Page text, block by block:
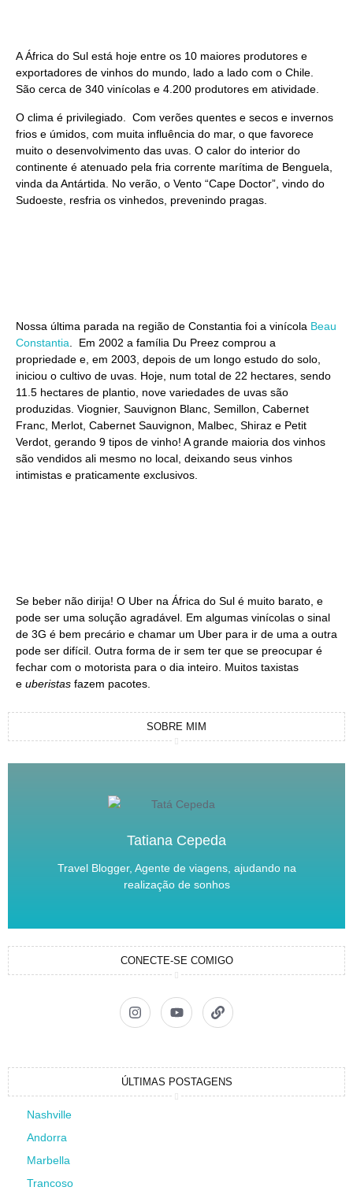
A África do Sul está hoje entre os 10 maiores produtores e
exportadores de vinhos do mundo, lado a lado com o Chile.
São cerca de 340 vinícolas e 4.200 produtores em atividade.
O clima é privilegiado. Com verões quentes e secos e invernos
frios e úmidos, com muita influência do mar, o que favorece
muito o desenvolvimento das uvas. O calor do interior do
continente é atenuado pela fria corrente marítima de Benguela,
vinda da Antártida. No verão, o Vento “Cape Doctor”, vindo do
Sudoeste, resfria os vinhedos, prevenindo pragas.
Nossa última parada na região de Constantia foi a vinícola Beau
Constantia . Em 2002 a família Du Preez comprou a
propriedade e, em 2003, depois de um longo estudo do solo,
iniciou o cultivo de uvas. Hoje, num total de 22 hectares, sendo
11.5 hectares de plantio, nove variedades de uvas são
produzidas. Viognier, Sauvignon Blanc, Semillon, Cabernet
Franc, Merlot, Cabernet Sauvignon, Malbec, Shiraz e Petit
Verdot, gerando 9 tipos de vinho! A grande maioria dos vinhos
são vendidos ali mesmo no local, deixando seus vinhos
intimistas e praticamente exclusivos.
Se beber não dirija! O Uber na África do Sul é muito barato, e
pode ser uma solução agradável. Em algumas vinícolas o sinal
de 3G é bem precário e chamar um Uber para ir de uma a outra
pode ser difícil. Outra forma de ir sem ter que se preocupar é
fechar com o motorista para o dia inteiro. Muitos taxistas
e uberistas fazem pacotes.
SOBRE MIM
Tatiana Cepeda
Travel Blogger, Agente de viagens, ajudando na
realização de sonhos
CONECTE-SE COMIGO
ÚLTIMAS POSTAGENS
Nashville
Andorra
Marbella
Trancoso